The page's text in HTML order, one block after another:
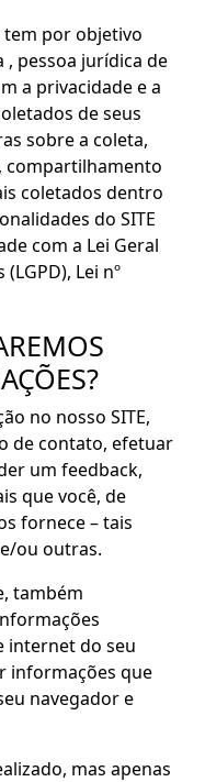
tem por objetivo
pessoa jurídica de
a privacidade e a
de seus
sobre a coleta,
compartilhamento
coletados dentro
do SITE
com a Lei Geral
Lei nº
no nosso SITE,
de contato, efetuar
um feedback,
que você, de
fornece – tais
ou outras.
também
internet do seu
informações que
navegador e
mas apenas